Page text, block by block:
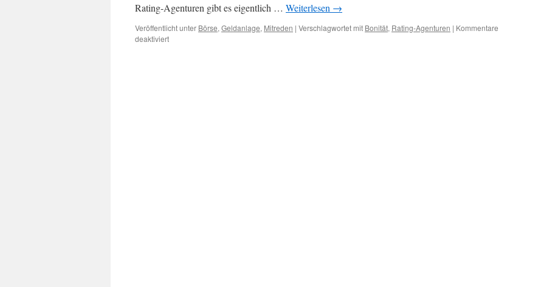
Rating-Agenturen gibt es eigentlich … Weiterlesen →
Veröffentlicht unter Börse, Geldanlage, Mitreden | Verschlagwortet mit Bonität, Rating-Agenturen | Kommentare
deaktiviert